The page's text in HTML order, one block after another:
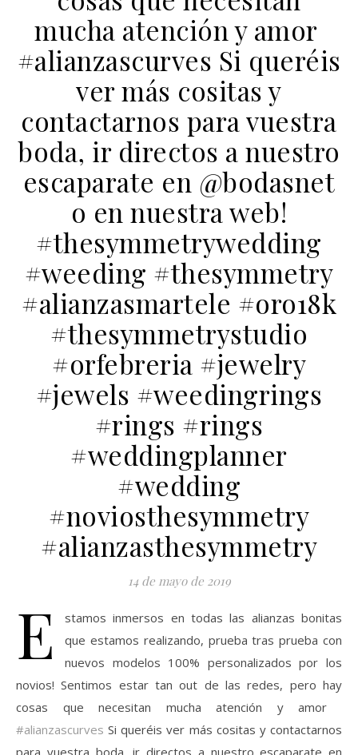
mucha atención y amor ️
#alianzascurves ️Si queréis
ver más cositas y
contactarnos para vuestra
boda, ir directos a nuestro
escaparate en @bodasnet
o en nuestra web!
#thesymmetrywedding
#weeding #thesymmetry
#alianzasmartele #oro18k
#thesymmetrystudio
#orfebreria #jewelry
#jewels #weedingrings
#rings #rings
#weddingplanner
#wedding
#noviosthesymmetry
#alianzasthesymmetry
14 de mayo de 2019
E
stamos inmersos en todas las alianzas bonitas
que estamos realizando, prueba tras prueba con
nuevos modelos 100% personalizados por los
novios! Sentimos estar tan out de las redes, pero hay
cosas que necesitan mucha atención y amor ️
#alianzascurves ️Si queréis ver más cositas y contactarnos
para vuestra boda, ir directos a nuestro escaparate en